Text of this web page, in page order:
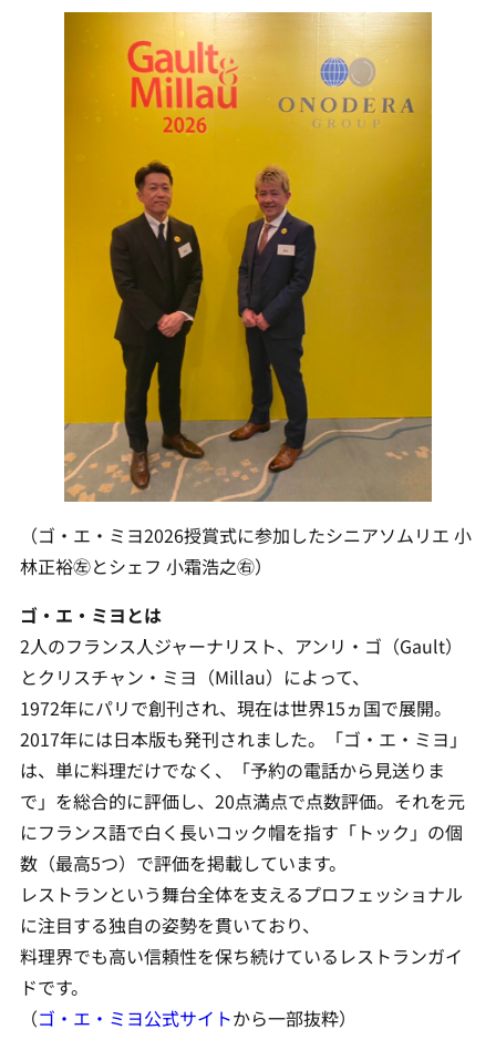
（ゴ・エ・ミヨ2026授賞式に参加したシニアソムリエ 小
林正裕㊧とシェフ 小霜浩之㊨）
ゴ・エ・ミヨとは
2人のフランス人ジャーナリスト、アンリ・ゴ（Gault）
とクリスチャン・ミヨ（Millau）によって、
1972年にパリで創刊され、現在は世界15ヵ国で展開。
2017年には日本版も発刊されました。「ゴ・エ・ミヨ」
は、単に料理だけでなく、「予約の電話から見送りま
で」を総合的に評価し、20点満点で点数評価。それを元
にフランス語で白く長いコック帽を指す「トック」の個
数（最高5つ）で評価を掲載しています。
レストランという舞台全体を支えるプロフェッショナル
に注目する独自の姿勢を貫いており、
料理界でも高い信頼性を保ち続けているレストランガイ
ドです。
（ゴ・エ・ミヨ公式サイトから一部抜粋）